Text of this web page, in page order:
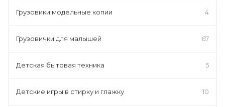
Грузовики модельные копии 4
Грузовички для малышей 67
Детская бытовая техника 5
Детские игры в стирку и глажку 10